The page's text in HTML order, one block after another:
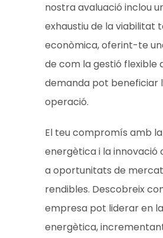
nostra avaluació inclou
exhaustiu de la viabilitat
econòmica, oferint-te
de com la gestió flexible
demanda pot beneficiar
operació.
El teu compromís amb
energètica i la innovació
a oportunitats de
rendibles. Descobreix
empresa pot liderar en
energètica,